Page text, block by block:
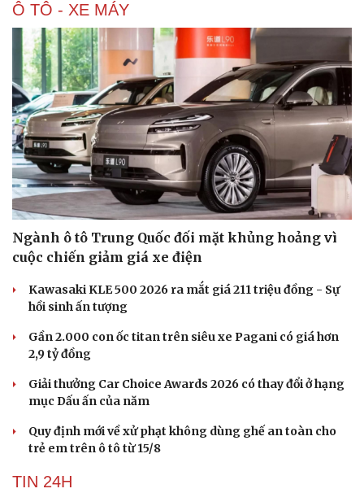
Ô TÔ - XE MÁY
Ngành ô tô Trung Quốc đối mặt khủng hoảng vì
cuộc chiến giảm giá xe điện
Kawasaki KLE 500 2026 ra mắt giá 211 triệu đồng - Sự
hồi sinh ấn tượng
Gần 2.000 con ốc titan trên siêu xe Pagani có giá hơn
2,9 tỷ đồng
Giải thưởng Car Choice Awards 2026 có thay đổi ở hạng
mục Dấu ấn của năm
Quy định mới về xử phạt không dùng ghế an toàn cho
trẻ em trên ô tô từ 15/8
TIN 24H